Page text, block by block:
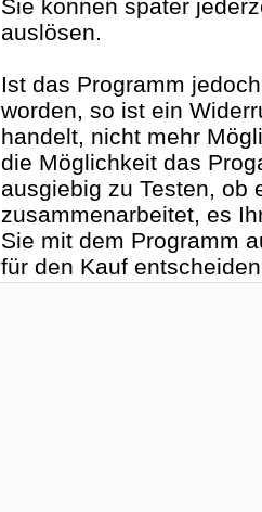
Sie können später
auslösen.
Ist das Programm
worden, so ist ein
handelt, nicht mehr
die Möglichkeit das
ausgiebig zu Testen, ob
zusammenarbeitet, es
Sie mit dem Programm
für den Kauf